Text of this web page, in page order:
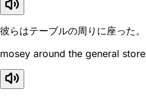
彼らはテーブルの周りに座った。
mosey around the general store